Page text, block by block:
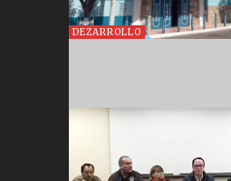
DEZARROLLO